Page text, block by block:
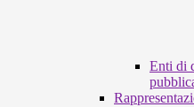
Enti di